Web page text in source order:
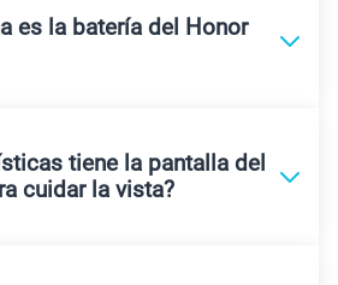
es la batería del Honor
tiene la pantalla del
cuidar la vista?